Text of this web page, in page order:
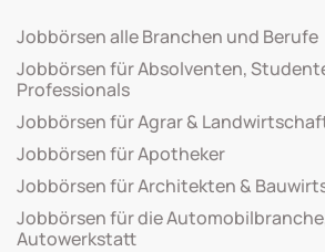
Jobbörsen alle Branchen und Berufe
Jobbörsen für Absolventen,
Professionals
Jobbörsen für Agrar &
Jobbörsen für Apotheker
Jobbörsen für Architekten &
Jobbörsen für die
Autowerkstatt